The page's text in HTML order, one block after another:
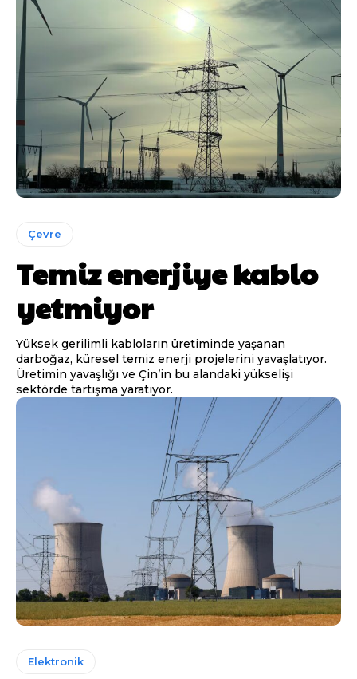
Çevre
Temiz enerjiye kablo
yetmiyor
Yüksek gerilimli kabloların üretiminde yaşanan
darboğaz, küresel temiz enerji projelerini yavaşlatıyor.
Üretimin yavaşlığı ve Çin’in bu alandaki yükselişi
sektörde tartışma yaratıyor.
Elektronik